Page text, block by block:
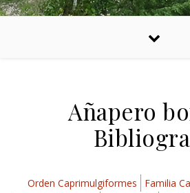
Añapero
Orden Caprimulgiformes
Familia